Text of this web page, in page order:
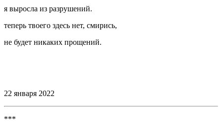
я выросла из разрушений.
теперь твоего здесь нет, смирись,
не будет никаких прощений.
22 января 2022
***